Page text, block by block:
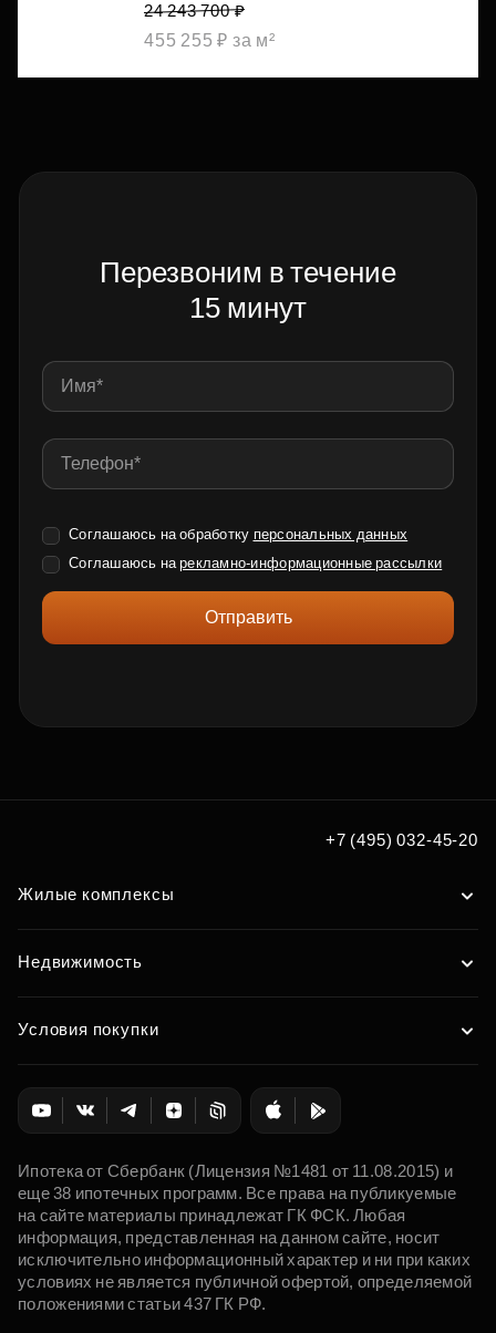
24 243 700 ₽
455 255 ₽ за м²
Перезвоним в течение
15 минут
Соглашаюсь на обработку персональных данных
Соглашаюсь нарекламно-информационные рассылки
Отправить
+7 (495) 032-45-20
Жилые комплексы
Недвижимость
Условия покупки
Ипотека от Сбербанк (Лицензия №1481 от 11.08.2015) и
еще 38 ипотечных программ. Все права на публикуемые
на сайте материалы принадлежат ГК ФСК. Любая
информация, представленная на данном сайте, носит
исключительно информационный характер и ни при каких
условиях не является публичной офертой, определяемой
положениями статьи 437 ГК РФ.